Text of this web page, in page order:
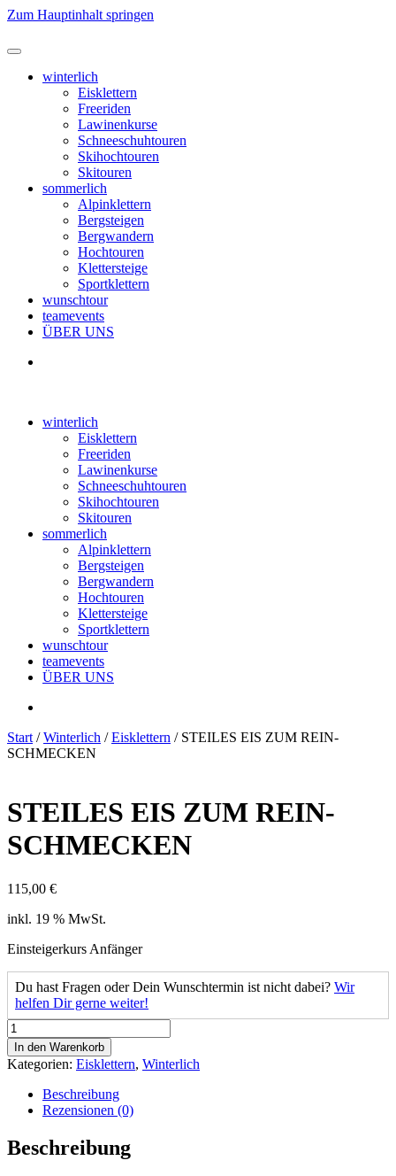
Zum Hauptinhalt springen
winterlich
Eisklettern
Freeriden
Lawinenkurse
Schneeschuhtouren
Skihochtouren
Skitouren
sommerlich
Alpinklettern
Bergsteigen
Bergwandern
Hochtouren
Klettersteige
Sportklettern
wunschtour
teamevents
ÜBER UNS
winterlich
Eisklettern
Freeriden
Lawinenkurse
Schneeschuhtouren
Skihochtouren
Skitouren
sommerlich
Alpinklettern
Bergsteigen
Bergwandern
Hochtouren
Klettersteige
Sportklettern
wunschtour
teamevents
ÜBER UNS
Start /Winterlich /Eisklettern / STEILES EIS ZUM REIN­
SCHMECKEN
STEILES EIS ZUM REIN­
SCHMECKEN
115,00 €
inkl. 19 % MwSt.
Einsteigerkurs Anfänger
Du hast Fragen oder Dein Wunschtermin ist nicht dabei? Wir
helfen Dir gerne weiter!
STEILES
EIS
ZUM
REIN­
SCHMECKEN
Menge
In den Warenkorb
Kategorien: Eisklettern, Winterlich
Beschreibung
Rezensionen (0)
Beschreibung